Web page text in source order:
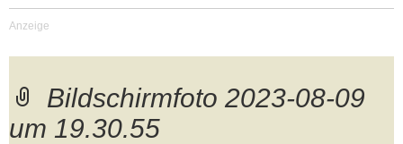
Bildschirmfoto 2023-08-09
um 19.30.55